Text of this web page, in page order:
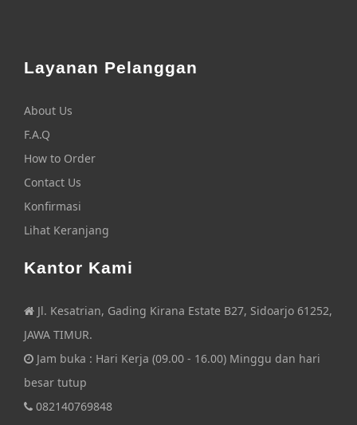
Layanan Pelanggan
About Us
F.A.Q
How to Order
Contact Us
Konfirmasi
Lihat Keranjang
Kantor Kami
Jl. Kesatrian, Gading Kirana Estate B27, Sidoarjo 61252,
JAWA TIMUR.
Jam buka : Hari Kerja (09.00 - 16.00) Minggu dan hari
besar tutup
082140769848